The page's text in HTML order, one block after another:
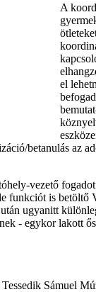
A
el
betanulás az
vezető
funkciót is
ugyanitt
- egykor lakott
Sámuel